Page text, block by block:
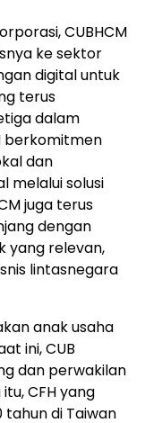
CUBHCM
ke sektor
digital untuk
terus
dalam
berkomitmen
dan
melalui solusi
juga terus
dengan
yang relevan,
lintasnegara
anak usaha
ini, CUB
dan perwakilan
CFH yang
di Taiwan